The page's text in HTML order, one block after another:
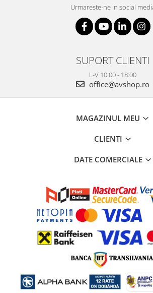
Urmareste-ne in social
SUPORT CLIENTI
L-V 10:00 - 18:00
office@avshop.ro
MAGAZINUL MEU
CLIENTI
DATE COMERCIALE